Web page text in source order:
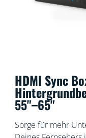
HDMI Sync
55"–65"
Sorge für mehr